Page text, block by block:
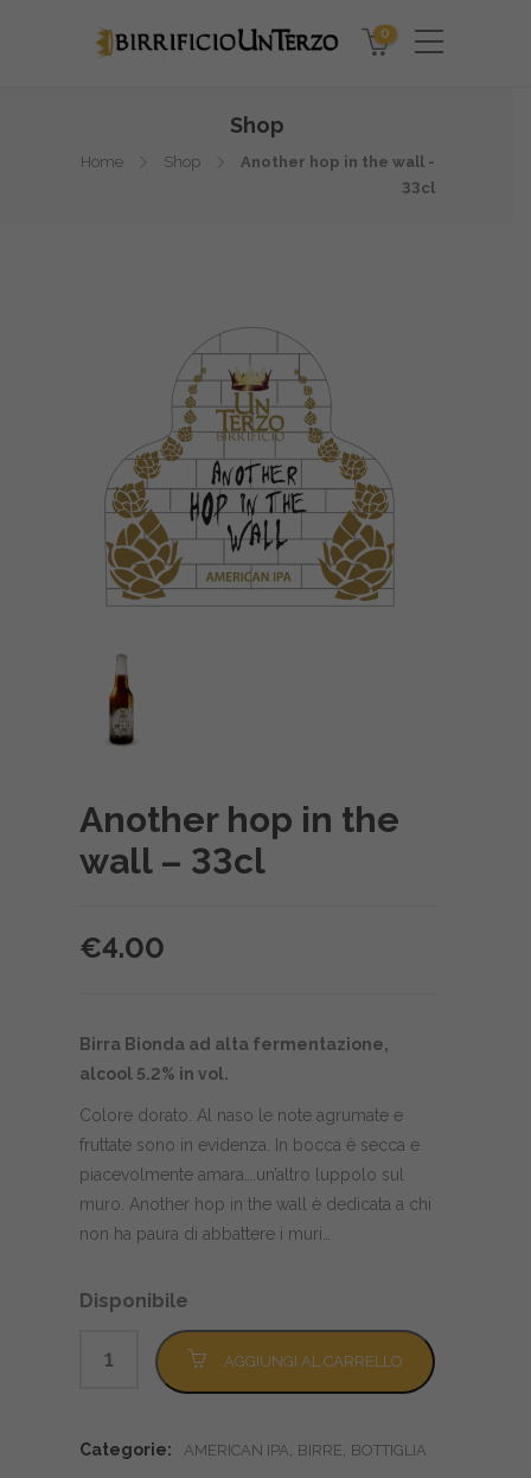
0
Shop
Home Shop
Another hop in the wall -
33cl
Another hop in the
wall – 33cl
€4.00
Birra Bionda ad alta fermentazione,
alcool 5.2% in vol.
Colore dorato. Al naso le note agrumate e
fruttate sono in evidenza. In bocca è secca e
piacevolmente amara….un’altro luppolo sul
muro. Another hop in the wall è dedicata a chi
non ha paura di abbattere i muri…
Disponibile
AGGIUNGI AL CARRELLO
Alternative:
Categorie: AMERICAN IPA, BIRRE, BOTTIGLIA